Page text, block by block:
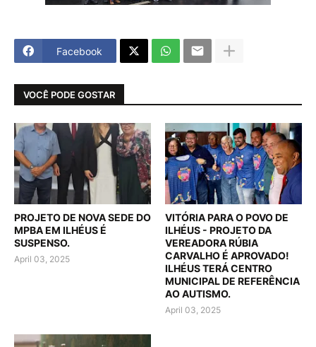
Facebook
VOCÊ PODE GOSTAR
PROJETO DE NOVA SEDE DO
MPBA EM ILHÉUS É
SUSPENSO.
April 03, 2025
VITÓRIA PARA O POVO DE
ILHÉUS - PROJETO DA
VEREADORA RÚBIA
CARVALHO É APROVADO!
ILHÉUS TERÁ CENTRO
MUNICIPAL DE REFERÊNCIA
AO AUTISMO.
April 03, 2025